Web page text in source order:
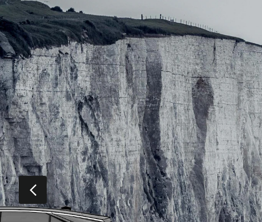
PRÉCÉDENT
AUDACITY DRIVES TO EXCELLENCE